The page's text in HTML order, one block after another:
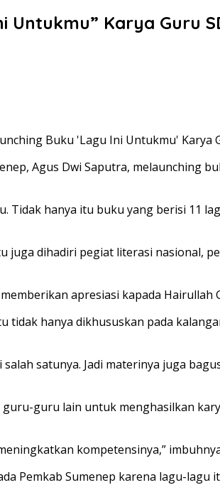
Untukmu” Karya Guru
Buku 'Lagu Ini Untukmu' Karya
Agus Dwi Saputra, melaunching
hanya itu buku yang berisi 11
dihadiri pegiat literasi nasional,
apresiasi kapada Hairullah
hanya dikhususkan pada
satunya. Jadi materinya juga
guru lain untuk menghasilkan
kompetensinya,”
Pemkab Sumenep karena lagu-lagu